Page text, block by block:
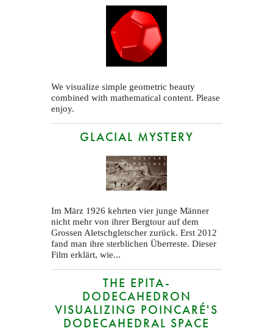
We visualize simple geometric beauty
combined with mathematical content. Please
enjoy.
GLACIAL MYSTERY
Im März 1926 kehrten vier junge Männer
nicht mehr von ihrer Bergtour auf dem
Grossen Aletschgletscher zurück. Erst 2012
fand man ihre sterblichen Überreste. Dieser
Film erklärt, wie...
THE EPITA-
DODECAHEDRON
VISUALIZING POINCARÉ'S
DODECAHEDRAL SPACE